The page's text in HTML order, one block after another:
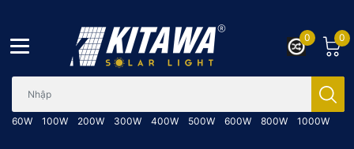
60W 100W 200W 300W 400W 500W 600W 800W 1000W
0
0